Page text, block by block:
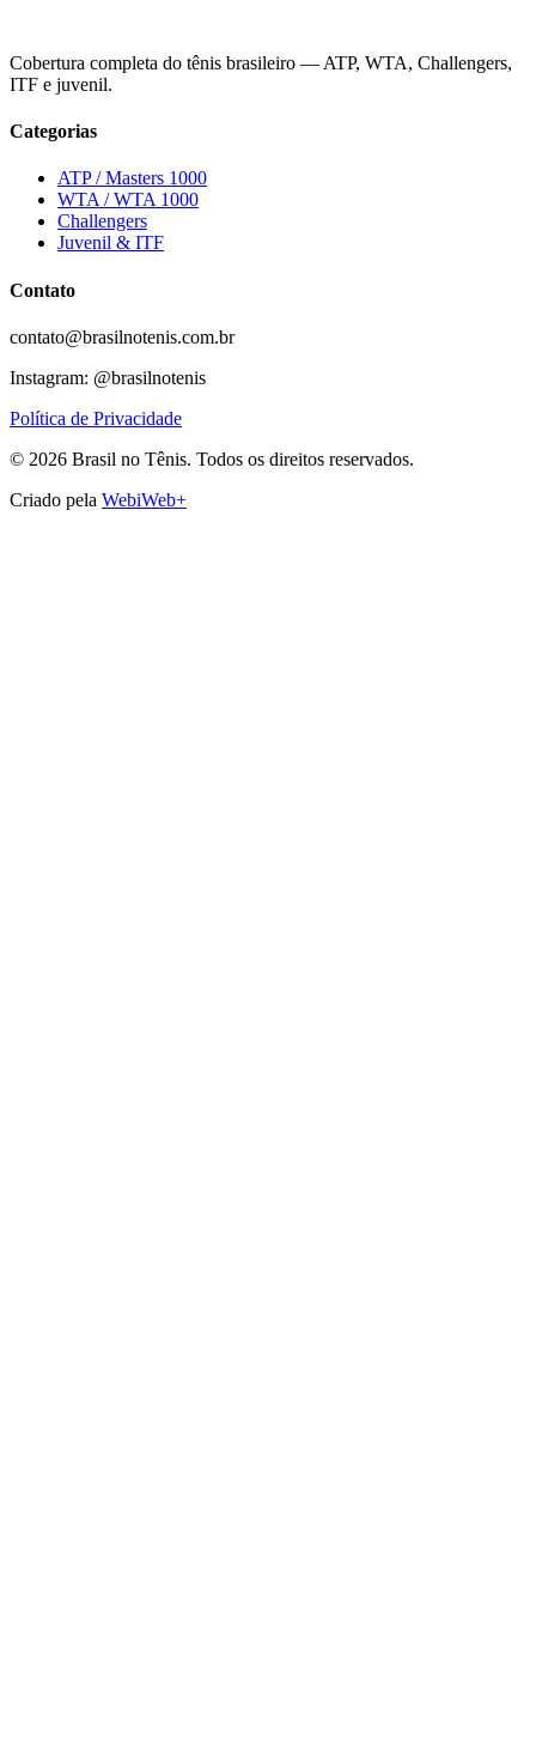
Cobertura completa do tênis brasileiro — ATP, WTA, Challengers,
ITF e juvenil.
Categorias
ATP / Masters 1000
WTA / WTA 1000
Challengers
Juvenil & ITF
Contato
contato@brasilnotenis.com.br
Instagram: @brasilnotenis
Política de Privacidade
© 2026 Brasil no Tênis. Todos os direitos reservados.
Criado pela WebiWeb+